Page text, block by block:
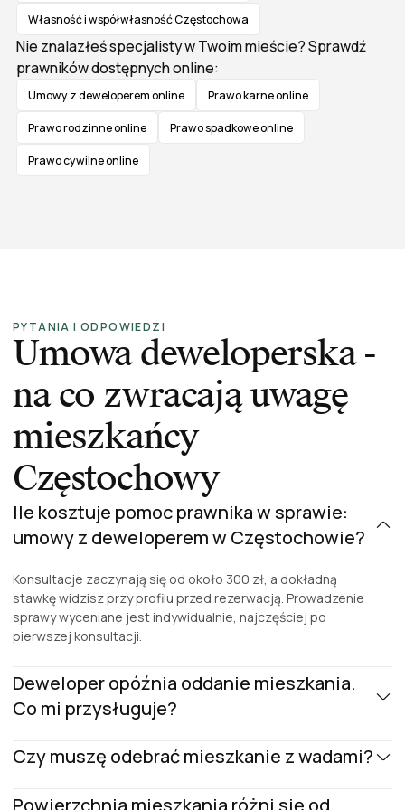
Własność i współwłasność Częstochowa
Nie znalazłeś specjalisty w Twoim mieście? Sprawdź
prawników dostępnych online:
Umowy z deweloperem online Prawo karne online
Prawo rodzinne online Prawo spadkowe online
Prawo cywilne online
PYTANIA I ODPOWIEDZI
Umowa deweloperska -
na co zwracają uwagę
mieszkańcy
Częstochowy
Ile kosztuje pomoc prawnika w sprawie:
umowy z deweloperem w Częstochowie?
Konsultacje zaczynają się od około 300 zł, a dokładną
stawkę widzisz przy profilu przed rezerwacją. Prowadzenie
sprawy wyceniane jest indywidualnie, najczęściej po
pierwszej konsultacji.
Deweloper opóźnia oddanie mieszkania.
Co mi przysługuje?
Zwykle kary umowne przewidziane w umowie, a przy
dłuższym opóźnieniu prawo odstąpienia i roszczenie
terminach, dlatego pierwsza rzecz, którą sprawdza
Czy muszę odebrać mieszkanie z wadami?
Odbiór warto przeprowadzić, ale wszystkie wady muszą
Powierzchnia mieszkania różni się od